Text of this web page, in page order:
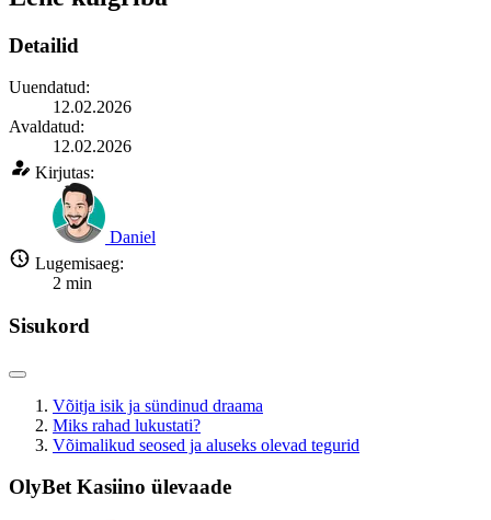
Detailid
Uuendatud:
12.02.2026
Avaldatud:
12.02.2026
Kirjutas:
Daniel
Lugemisaeg:
2 min
Sisukord
Võitja isik ja sündinud draama
Miks rahad lukustati?
Võimalikud seosed ja aluseks olevad tegurid
OlyBet Kasiino ülevaade